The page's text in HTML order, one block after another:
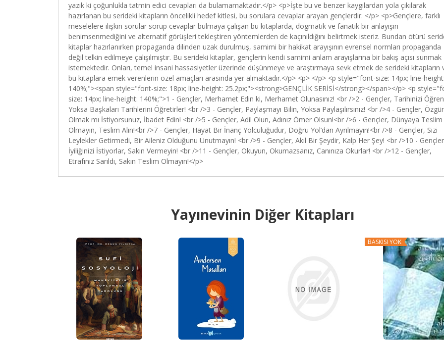
yazık ki çoğunlukla tatmin edici cevapları da bulamamaktadır.</p> <p>İşte bu ve benzer kaygılardan yola çıkılarak
hazırlanan bu serideki kitapların öncelikli hedef kitlesi, bu sorulara cevaplar arayan gençlerdir. </p> <p>Gençlere, farklı
meselelere ilişkin sorular sorup cevaplar bulmaya çalışan bu kitaplarda, dogmatik ve fanatik bir anlayışın
benimsenmediğini ve alternatif görüşleri tekleştiren yöntemlerden de kaçınıldığını belirtmek isteriz. Bundan ötürü
kitaplar hazırlanırken propaganda dilinden uzak durulmuş, samimi bir hakikat arayışının evrensel normları propaganda
değil telkin edilmeye çalışılmıştır. Bu serideki kitaplar, gençlerin kendi samimi anlam arayışlarına bir bakış açısı sunmak
istemektedir. Onları, temel insani hassasiyetler üzerinde düşünmeye ve araştırmaya sevk etmek de serideki kitapların
bu kitaplara emek verenlerin özel amaçları arasında yer almaktadır.</p> <p> </p> <p style="font-size: 14px; line-height:
140%;"><span style="font-size: 18px; line-height: 25.2px;"><strong>GENÇLİK SERİSİ</strong></span></p> <p
size: 14px; line-height: 140%;">1 - Gençler, Merhamet Edin ki, Merhamet Olunasınız! <br />2 - Gençler, Tarihinizi
Yoksa Başkaları Tarihlerini Öğretirler! <br />3 - Gençler, Paylaşmayı Bilin, Yoksa Paylaşılırsınız! <br />4 - Gençler, Özgür
Olmak mı İstiyorsunuz, İbadet Edin! <br />5 - Gençler, Adil Olun, Adınız Ömer Olsun!<br />6 - Gençler, Dünyaya Teslim
Olmayın, Teslim Alın!<br />7 - Gençler, Hayat Bir İnanç Yolculuğudur, Doğru Yol’dan Ayrılmayın!<br />8 - Gençler, Sizi
Leylekler Getirmedi, Bir Aileniz Olduğunu Unutmayın! <br />9 - Gençler, Akıl Bir Şeydir, Kalp Her Şey! <br />10 -
İyiliğinizi İstiyorlar, Sakın Vermeyin! <br />11 - Gençler, Okuyun, Okumazsanız, Canınıza Okurlar! <br />12 - Gençler,
Etrafınız Sarıldı, Sakın Teslim Olmayın!</p>
Yayınevinin Diğer Kitapları
BASKISI YOK